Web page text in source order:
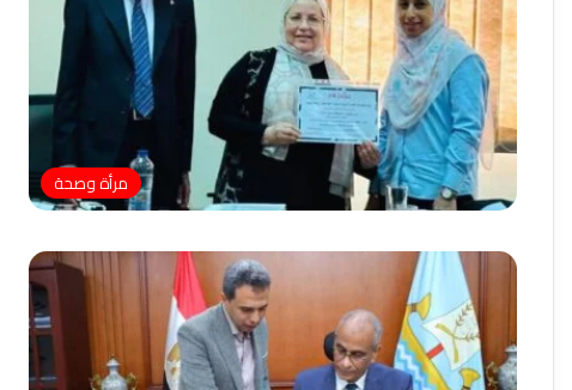
مرأة وصحة